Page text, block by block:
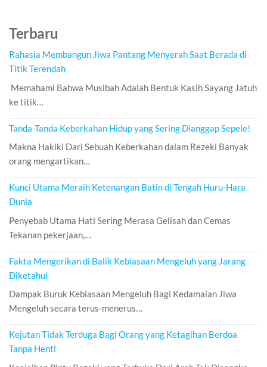
Terbaru
Rahasia Membangun Jiwa Pantang Menyerah Saat Berada di
Titik Terendah
Memahami Bahwa Musibah Adalah Bentuk Kasih Sayang Jatuh
ke titik…
Tanda-Tanda Keberkahan Hidup yang Sering Dianggap Sepele!
Makna Hakiki Dari Sebuah Keberkahan dalam Rezeki Banyak
orang mengartikan…
Kunci Utama Meraih Ketenangan Batin di Tengah Huru-Hara
Dunia
Penyebab Utama Hati Sering Merasa Gelisah dan Cemas
Tekanan pekerjaan,…
Fakta Mengerikan di Balik Kebiasaan Mengeluh yang Jarang
Diketahui
Dampak Buruk Kebiasaan Mengeluh Bagi Kedamaian Jiwa
Mengeluh secara terus-menerus…
Kejutan Tidak Terduga Bagi Orang yang Ketagihan Berdoa
Tanpa Henti